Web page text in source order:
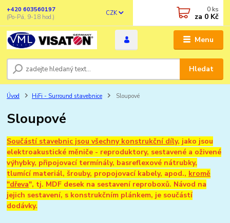
Menu
CZK
Hledat
+420 603560197
(Po-Pá, 9-18 hod.)
0 ks
za 0 Kč
Úvod HiFi - Surround stavebnice Sloupové
Sloupové
Součástí stavebnic jsou všechny konstrukční díly, jako jsou
elektroakustické měniče - reproduktory, sestavené a oživené
výhybky, připojovací termínály, basreflexové nátrubky,
tlumící materiál, šrouby, propojovací kabely, apod., kromě
"dřeva", tj. MDF desek na sestavení reproboxů. Návod na
jejich sestavení, s konstrukčním plánkem, je součástí
dodávky.